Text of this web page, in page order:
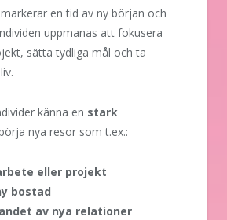
markerar en tid av ny början och
uppmanas att fokusera
sätta tydliga mål och ta
känna en stark
nya resor som t.ex.:
eller projekt
bostad
av nya relationer